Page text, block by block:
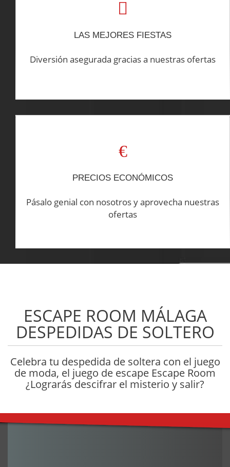
LAS MEJORES FIESTAS
Diversión asegurada gracias a nuestras ofertas
PRECIOS ECONÓMICOS
Pásalo genial con nosotros y aprovecha nuestras
ofertas
ESCAPE ROOM MÁLAGA
DESPEDIDAS DE SOLTERO
Celebra tu despedida de soltera con el juego
de moda, el juego de escape Escape Room
¿Lograrás descifrar el misterio y salir?